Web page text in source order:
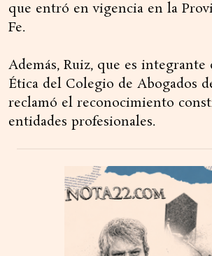
que entró en vigencia en la
Fe.
Además, Ruiz, que es
Ética del Colegio de Abogados
reclamó el reconocimiento
entidades profesionales.